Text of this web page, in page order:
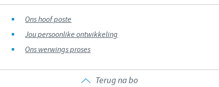
Ons hoof poste
Jou persoonlike ontwikkeling
Ons werwings proses
Terug na bo